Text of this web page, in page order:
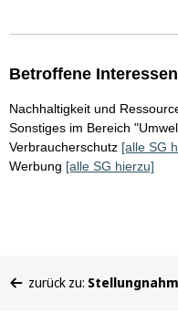
Betroffene
Nachhaltigkeit und
Sonstiges im Bereich
Verbraucherschutz [alle SG
Werbung [alle SG hierzu]
befinden
zurück zu: